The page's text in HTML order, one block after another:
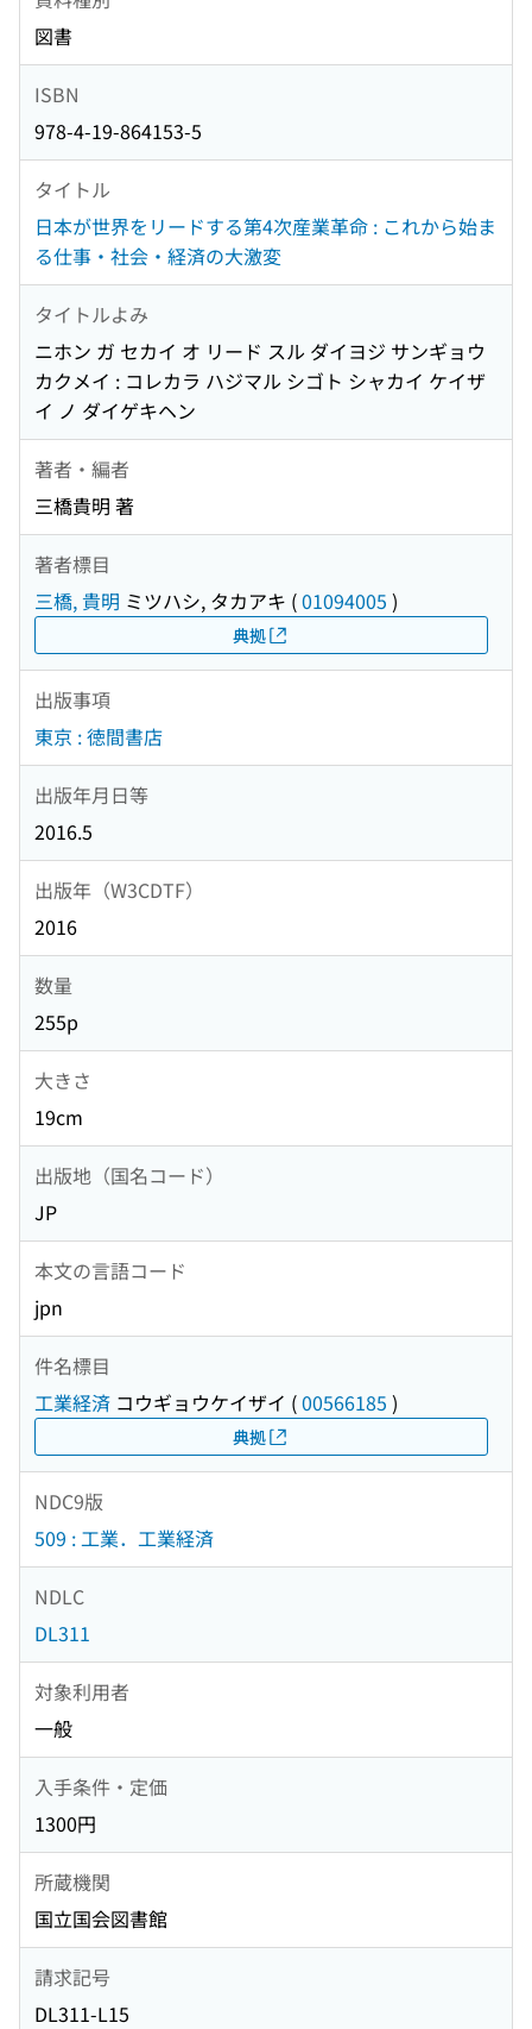
図書
ISBN
978-4-19-864153-5
タイトル
日本が世界をリードする第4次産業革命 : これから始ま
る仕事・社会・経済の大激変
タイトルよみ
ニホン ガ セカイ オ リード スル ダイヨジ サンギョウ
カクメイ : コレカラ ハジマル シゴト シャカイ ケイザ
イ ノ ダイゲキヘン
著者・編者
三橋貴明 著
著者標目
三橋, 貴明 ミツハシ, タカアキ (01094005 )
典拠
出版事項
東京 : 徳間書店
出版年月日等
2016.5
出版年（W3CDTF）
2016
数量
255p
大きさ
19cm
出版地（国名コード）
JP
本文の言語コード
jpn
件名標目
工業経済 コウギョウケイザイ (00566185 )
典拠
NDC9版
509 : 工業．工業経済
NDLC
DL311
対象利用者
一般
入手条件・定価
1300円
所蔵機関
国立国会図書館
請求記号
DL311-L15